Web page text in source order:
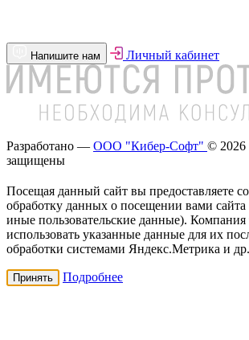
Напишите нам Личный кабинет
Разработано — ООО "Кибер-Софт" © 2026
защищены
Посещая данный сайт вы предоставляете
обработку данных о посещении вами
иные пользовательские данные).
использовать указанные данные для их
обработки системами Яндекс.Метрика и др.
Принять Подробнее